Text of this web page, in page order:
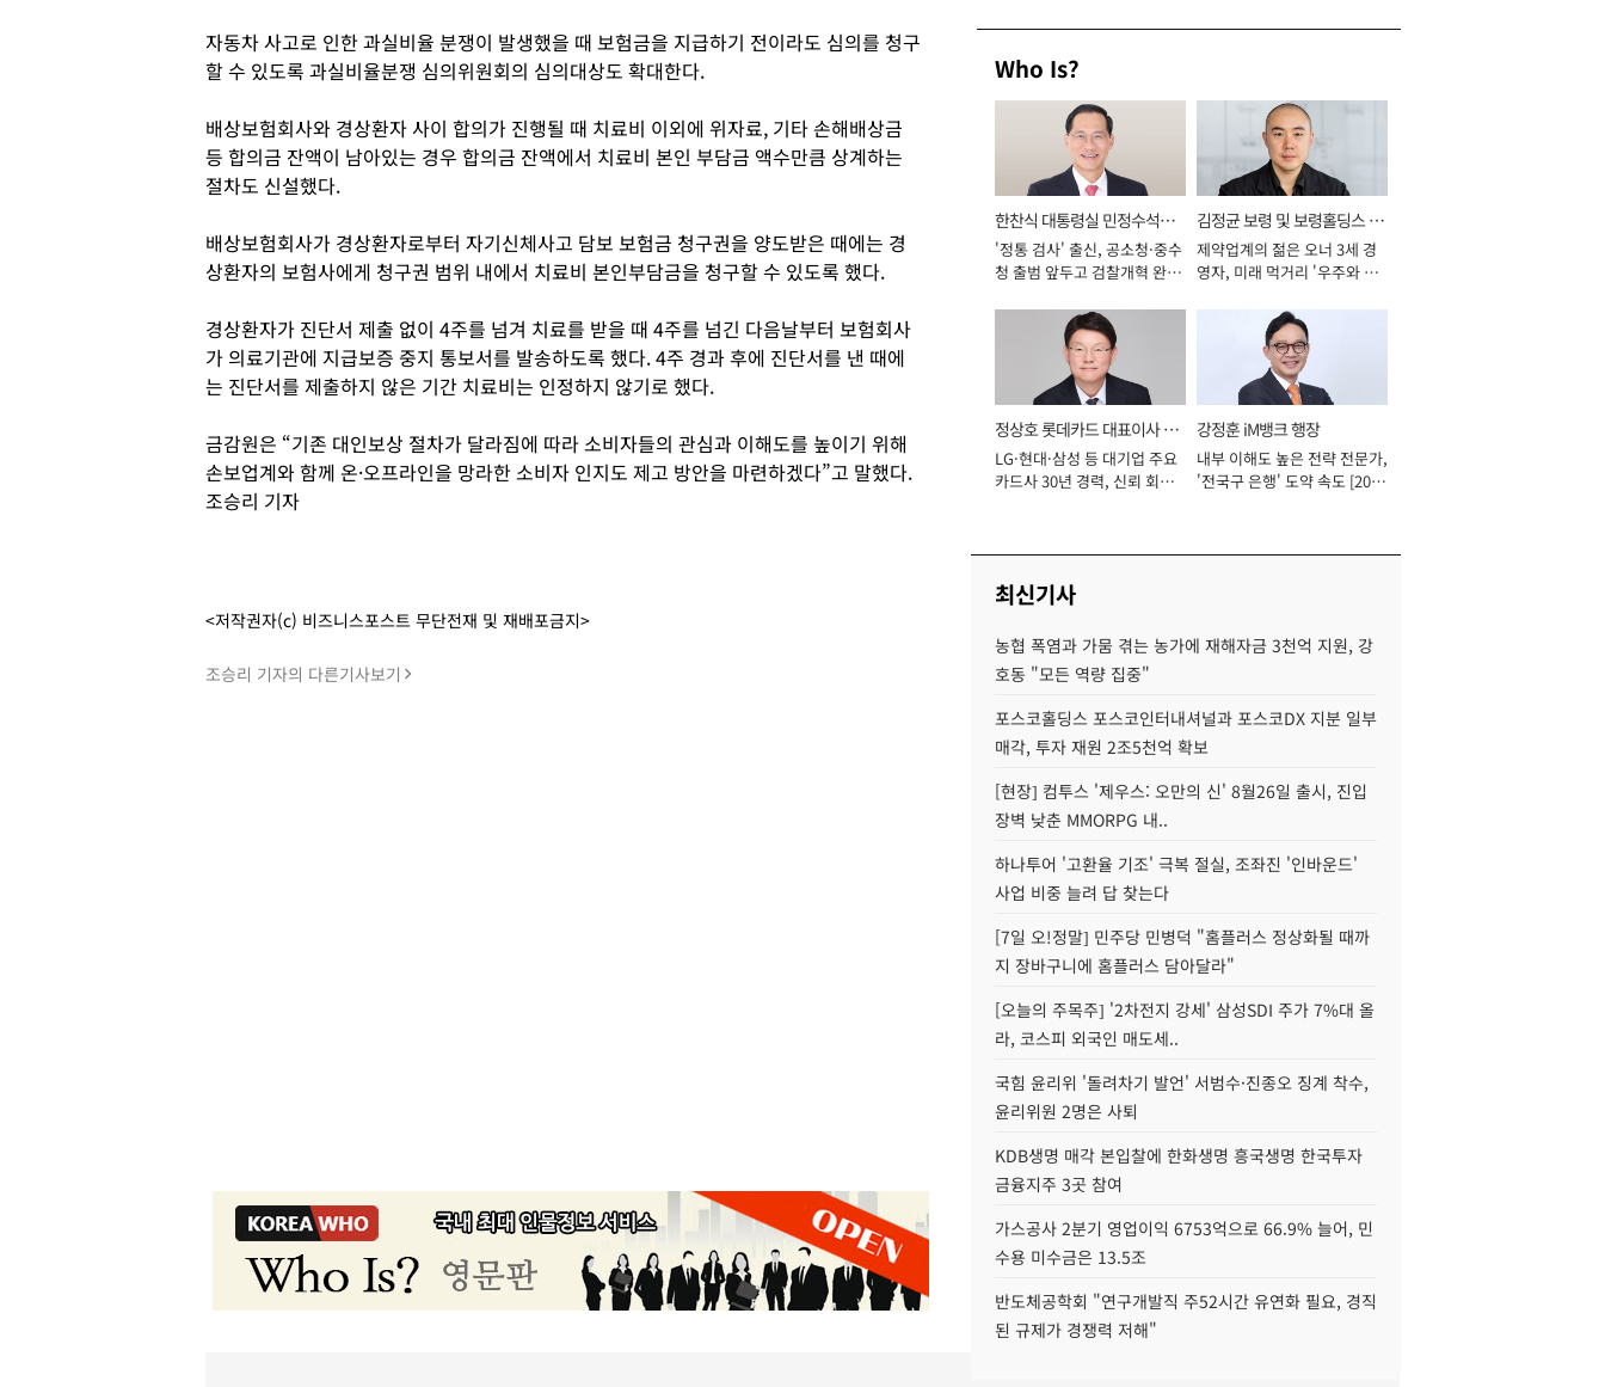
자동차 사고로 인한 과실비율 분쟁이 발생했을 때 보험금을 지급하기 전이라도 심의를 청구
할 수 있도록 과실비율분쟁 심의위원회의 심의대상도 확대한다.
배상보험회사와 경상환자 사이 합의가 진행될 때 치료비 이외에 위자료, 기타 손해배상금
등 합의금 잔액이 남아있는 경우 합의금 잔액에서 치료비 본인 부담금 액수만큼 상계하는
절차도 신설했다.
배상보험회사가 경상환자로부터 자기신체사고 담보 보험금 청구권을 양도받은 때에는 경
상환자의 보험사에게 청구권 범위 내에서 치료비 본인부담금을 청구할 수 있도록 했다.
경상환자가 진단서 제출 없이 4주를 넘겨 치료를 받을 때 4주를 넘긴 다음날부터 보험회사
가 의료기관에 지급보증 중지 통보서를 발송하도록 했다. 4주 경과 후에 진단서를 낸 때에
는 진단서를 제출하지 않은 기간 치료비는 인정하지 않기로 했다.
금감원은 “기존 대인보상 절차가 달라짐에 따라 소비자들의 관심과 이해도를 높이기 위해
손보업계와 함께 온·오프라인을 망라한 소비자 인지도 제고 방안을 마련하겠다”고 말했다.
조승리 기자
<저작권자(c) 비즈니스포스트 무단전재 및 재배포금지>
조승리 기자의 다른기사보기
Who Is?
한찬식 대통령실 민정수석비
서관
'정통 검사' 출신, 공소청·중수
청 출범 앞두고 검찰개혁 완수
김정균 보령 및 보령홀딩스 대
표이사 사장
제약업계의 젊은 오너 3세 경
영자, 미래 먹거리 '우주와 헬
정상호 롯데카드 대표이사 사
장
LG·현대·삼성 등 대기업 주요
카드사 30년 경력, 신뢰 회복
강정훈 iM뱅크 행장
내부 이해도 높은 전략 전문가,
'전국구 은행' 도약 속도 [2026
최신기사
농협 폭염과 가뭄 겪는 농가에 재해자금 3천억 지원, 강
호동 "모든 역량 집중"
포스코홀딩스 포스코인터내셔널과 포스코DX 지분 일부
매각, 투자 재원 2조5천억 확보
[현장] 컴투스 '제우스: 오만의 신' 8월26일 출시, 진입
장벽 낮춘 MMORPG 내..
하나투어 '고환율 기조' 극복 절실, 조좌진 '인바운드'
사업 비중 늘려 답 찾는다
[7일 오!정말] 민주당 민병덕 "홈플러스 정상화될 때까
지 장바구니에 홈플러스 담아달라"
[오늘의 주목주] '2차전지 강세' 삼성SDI 주가 7%대 올
라, 코스피 외국인 매도세..
국힘 윤리위 '돌려차기 발언' 서범수·진종오 징계 착수,
윤리위원 2명은 사퇴
KDB생명 매각 본입찰에 한화생명 흥국생명 한국투자
금융지주 3곳 참여
가스공사 2분기 영업이익 6753억으로 66.9% 늘어, 민
수용 미수금은 13.5조
반도체공학회 "연구개발직 주52시간 유연화 필요, 경직
된 규제가 경쟁력 저해"